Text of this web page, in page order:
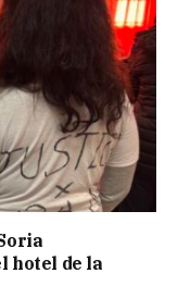
hotel de la